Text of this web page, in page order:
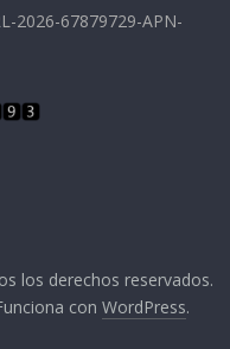
2026-67879729-APN-
los derechos reservados.
conWordPress.